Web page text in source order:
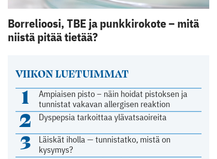
VIIKON LUETUIMMAT
1
Ampiaisen pisto – näin hoidat pistoksen ja
tunnistat vakavan allergisen reaktion
2 Dyspepsia tarkoittaa ylävatsaoireita
3
Läiskät iholla — tunnistatko, mistä on
kysymys?
Borrelioosi, TBE ja punkkirokote – mitä
niistä pitää tietää?